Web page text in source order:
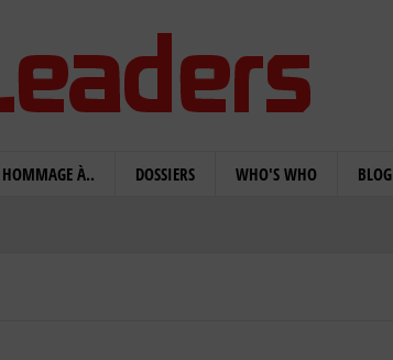
HOMMAGE À.. DOSSIERS WHO'S WHO BLOG